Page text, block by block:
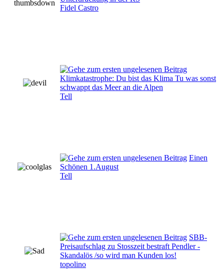
Fidel Castro
Klimkatastrophe: Du bist das Klima Tu was sonst
schwappt das Meer an die Alpen
Tell
Einen
Schönen 1.August
Tell
SBB-
Preisaufschlag zu Stosszeit bestraft Pendler -
Skandalös /so wird man Kunden los!
topolino